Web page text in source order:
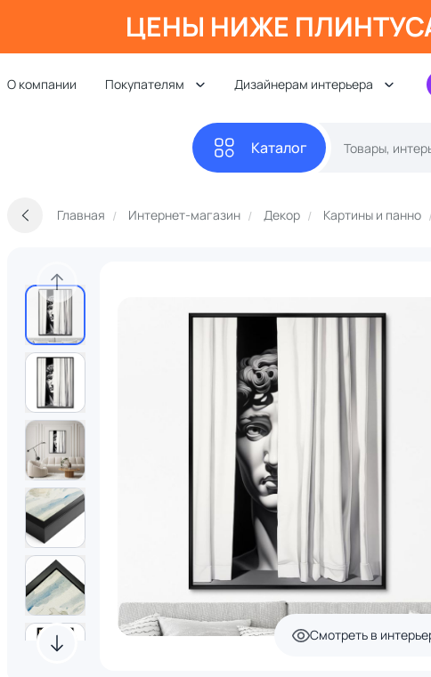
ЦЕНЫ НИЖЕ
О компании Покупателям Дизайнерам интерьера
Каталог
Главная Интернет-магазин Декор Картины и панно
Смотреть в